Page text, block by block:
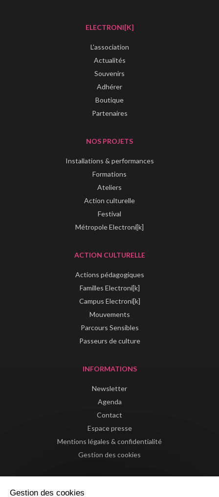
ELECTRONI[K]
L'association
Actualités
Souvenirs
Adhérer
Boutique
Partenaires
NOS PROJETS
Installations & performances
Formations
Ateliers
Action culturelle
Festival
Métropole Electroni[k]
ACTION CULTURELLE
Actions pédagogiques
Familles Electroni[k]
Campus Electroni[k]
Mouvements
Parcours Sensibles
Passeurs de culture
INFORMATIONS
Newsletter
Agenda
Contact
Espace presse
Mentions légales & confidentialité
Gestion des cookies
Gestion des cookies